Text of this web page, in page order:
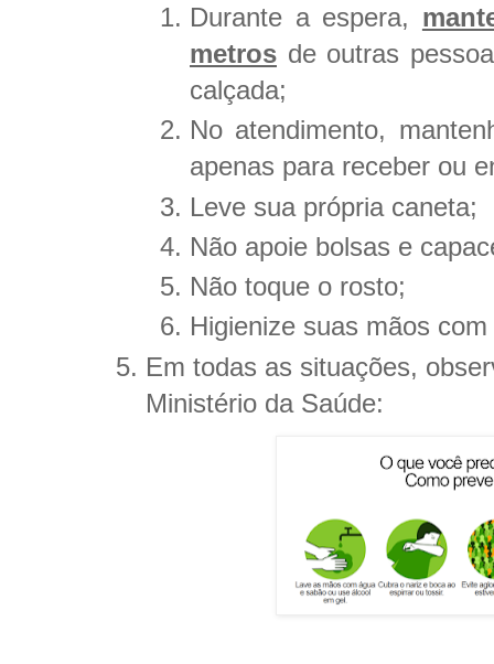
Durante a espera,
metros de outras
calçada;
No atendimento,
apenas para receber ou
Leve sua própria caneta;
Não apoie bolsas e
Não toque o rosto;
Higienize suas mãos
Em todas as situações,
Ministério da Saúde: